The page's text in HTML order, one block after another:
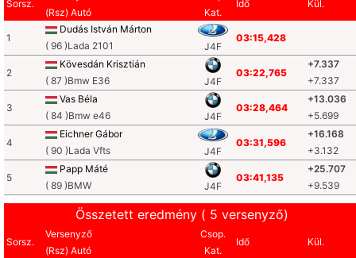
Sorsz.
(Rsz) Autó
Kat.
Idő Kül.
1
Dudás István Márton
( 96 )Lada 2101
J4F
03:15,428
2
Kövesdán Krisztián
( 87 )Bmw E36
J4F
03:22,765
+7.337
+7.337
3
Vas Béla
( 84 )Bmw e46
J4F
03:28,464
+13.036
+5.699
4
Eichner Gábor
( 90 )Lada Vfts
J4F
03:31,596
+16.168
+3.132
5
Papp Máté
( 89 )BMW
J4F
03:41,135
+25.707
+9.539
Összetett eredmény ( 5 versenyző)
Sorsz.
Versenyző
(Rsz) Autó
Csop.
Kat.
Idő Kül.